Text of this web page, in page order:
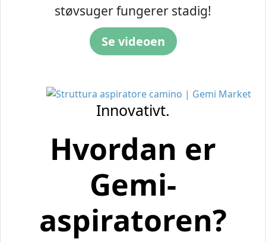
støvsuger fungerer stadig!
Se videoen
Innovativt.
Hvordan er
Gemi-
aspiratoren?